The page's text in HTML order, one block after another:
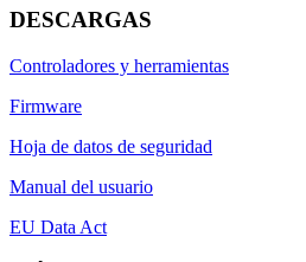
DESCARGAS
Controladores y herramientas
Firmware
Hoja de datos de seguridad
Manual del usuario
EU Data Act